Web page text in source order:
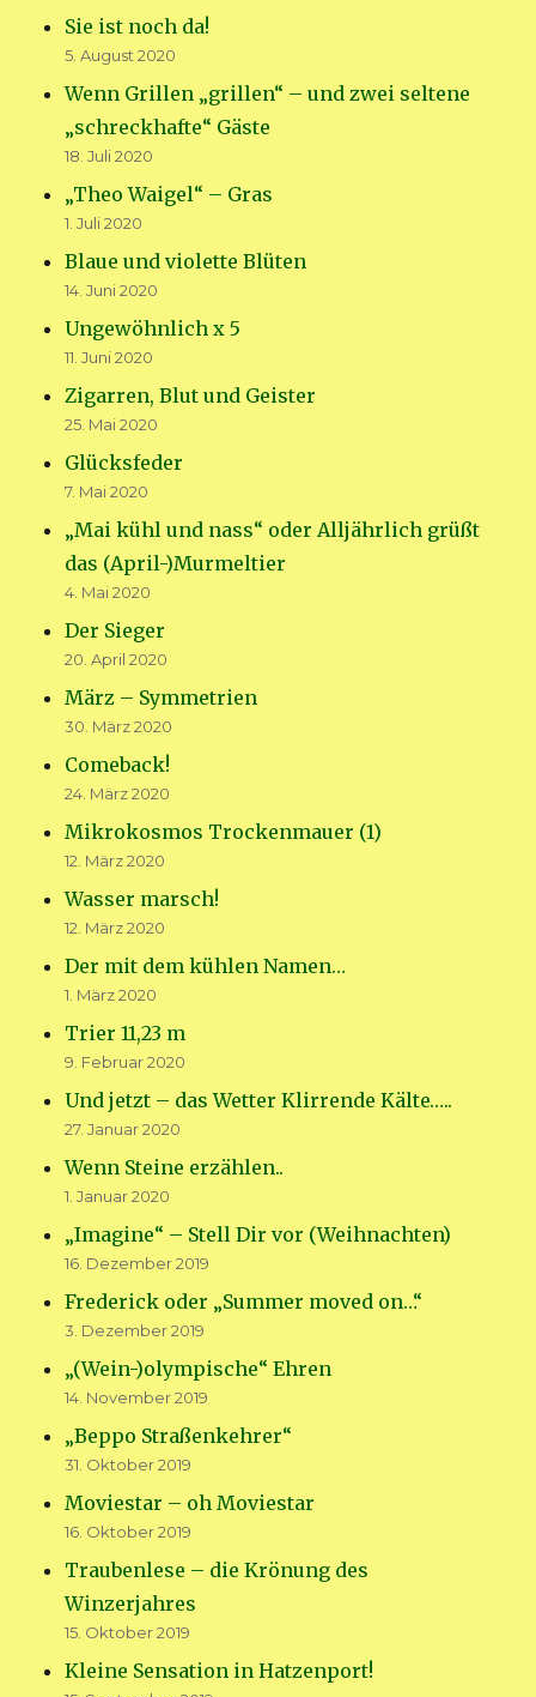
Sie ist noch da!
5. August 2020
Wenn Grillen „grillen“ – und zwei seltene
„schreckhafte“ Gäste
18. Juli 2020
„Theo Waigel“ – Gras
1. Juli 2020
Blaue und violette Blüten
14. Juni 2020
Ungewöhnlich x 5
11. Juni 2020
Zigarren, Blut und Geister
25. Mai 2020
Glücksfeder
7. Mai 2020
„Mai kühl und nass“ oder Alljährlich grüßt
das (April-)Murmeltier
4. Mai 2020
Der Sieger
20. April 2020
März – Symmetrien
30. März 2020
Comeback!
24. März 2020
Mikrokosmos Trockenmauer (1)
12. März 2020
Wasser marsch!
12. März 2020
Der mit dem kühlen Namen…
1. März 2020
Trier 11,23 m
9. Februar 2020
Und jetzt – das Wetter Klirrende Kälte…..
27. Januar 2020
Wenn Steine erzählen..
1. Januar 2020
„Imagine“ – Stell Dir vor (Weihnachten)
16. Dezember 2019
Frederick oder „Summer moved on…“
3. Dezember 2019
„(Wein-)olympische“ Ehren
14. November 2019
„Beppo Straßenkehrer“
31. Oktober 2019
Moviestar – oh Moviestar
16. Oktober 2019
Traubenlese – die Krönung des
Winzerjahres
15. Oktober 2019
Kleine Sensation in Hatzenport!